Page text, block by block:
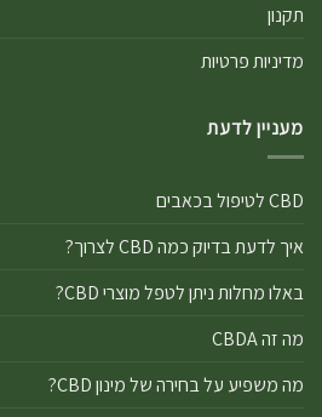
תקנון
מדיניות פרטיות
מעניין לדעת
CBD לטיפול בכאבים
איך לדעת בדיוק כמה CBD לצרוך?
באלו מחלות ניתן לטפל מוצרי CBD?
מה זה CBDA
מה משפיע על בחירה של מינון CBD?